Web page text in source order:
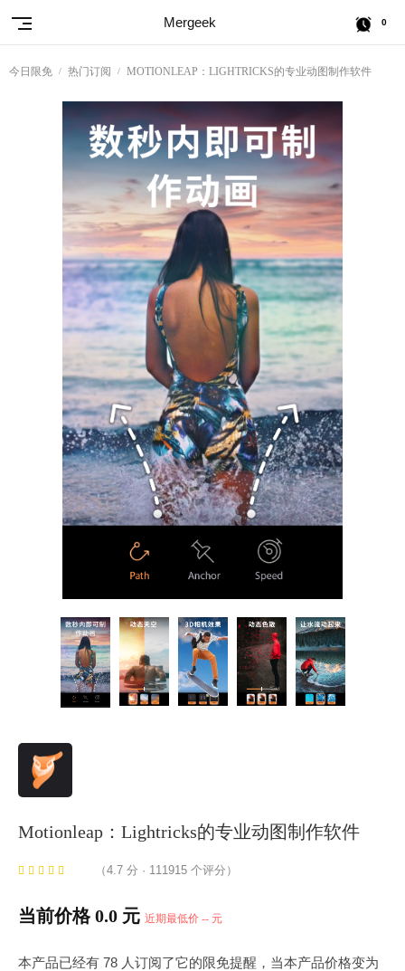
Mergeek 0
今日限免 热门订阅 MOTIONLEAP：LIGHTRICKS的专业动图制作软件
Motionleap：Lightricks的专业动图制作软件
（4.7 分 · 111915 个评分）
当前价格 0.0 元 近期最低价 -- 元
本产品已经有 78 人订阅了它的限免提醒，当本产品价格变为